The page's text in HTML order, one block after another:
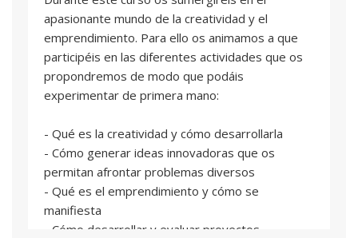
apasionante mundo de la creatividad y el
emprendimiento. Para ello os animamos a que
participéis en las diferentes actividades que os
propondremos de modo que podáis
experimentar de primera mano:
- Qué es la creatividad y cómo desarrollarla
- Cómo generar ideas innovadoras que os
permitan afrontar problemas diversos
- Qué es el emprendimiento y cómo se
manifiesta
- Cómo desarrollar y evaluar proyectos